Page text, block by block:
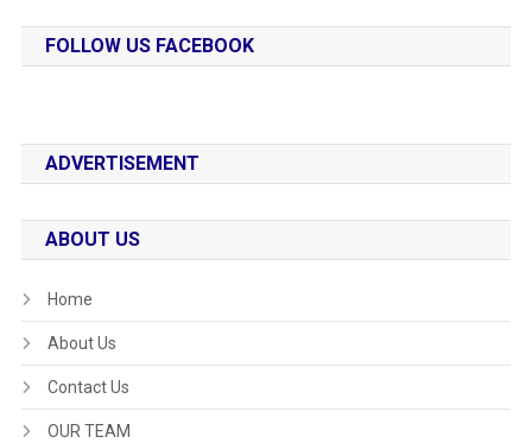
FOLLOW US FACEBOOK
ADVERTISEMENT
ABOUT US
Home
About Us
Contact Us
OUR TEAM